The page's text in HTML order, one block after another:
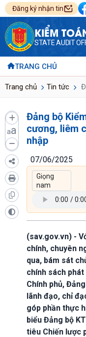
Đăng ký nhận tin
KIỂM
STATE AUDIT
TRANG CHỦ
Trang chủ Tin tức
aa
Đảng bộ
cương, liêm
nhập
07/06/2025
(sav.gov.vn) -
chính, chuyên
qua, bám sát
chính sách
Chính phủ,
lãnh đạo, chỉ
góp phần thực
biểu Đảng bộ
tiêu Chiến lược